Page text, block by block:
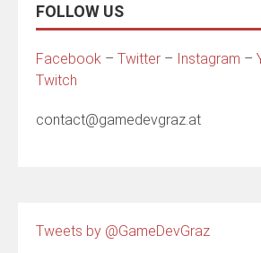
FOLLOW US
Facebook – Twitter – Instagram –
Twitch
contact@gamedevgraz.at
Tweets by @GameDevGraz